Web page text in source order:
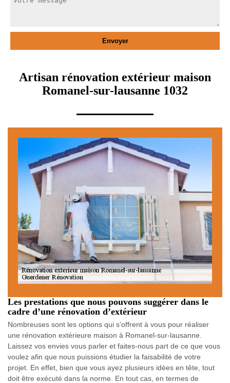
Artisan rénovation extérieur maison
Romanel-sur-lausanne 1032
Les prestations que nous pouvons suggérer dans le
cadre d’une rénovation d’extérieur
Nombreuses sont les options qui s’offrent à vous pour réaliser
une rénovation extérieure maison à Romanel-sur-lausanne.
Laissez vos envies vous parler et faites-nous part de ce que vous
voulez afin que nous puissions étudier la faisabilité de votre
projet. En effet, bien que vous ayez plusieurs idées en tête, tout
doit être exécuté dans la norme. En tout cas, en termes de